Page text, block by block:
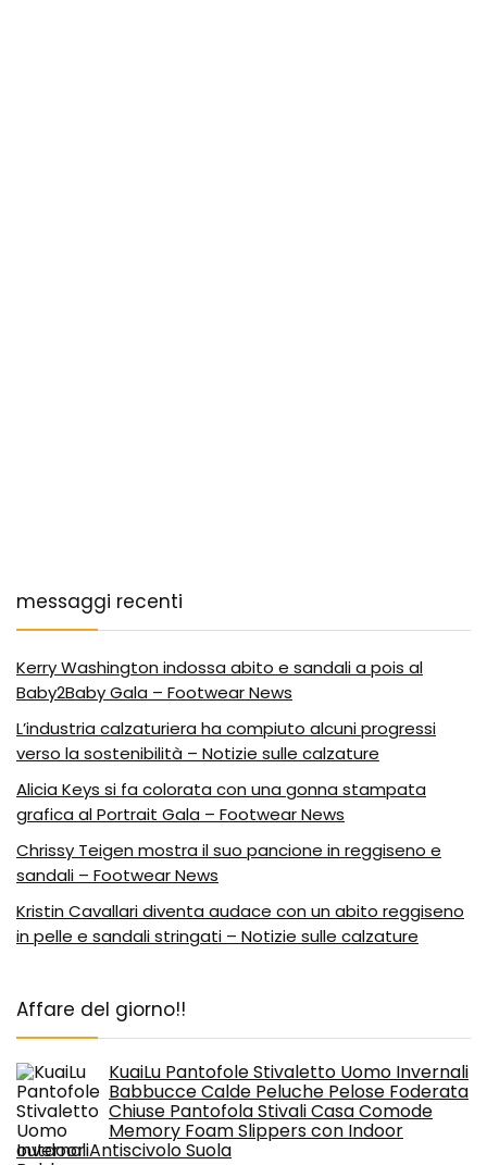
messaggi recenti
Kerry Washington indossa abito e sandali a pois al
Baby2Baby Gala – Footwear News
L’industria calzaturiera ha compiuto alcuni progressi
verso la sostenibilità – Notizie sulle calzature
Alicia Keys si fa colorata con una gonna stampata
grafica al Portrait Gala – Footwear News
Chrissy Teigen mostra il suo pancione in reggiseno e
sandali – Footwear News
Kristin Cavallari diventa audace con un abito reggiseno
in pelle e sandali stringati – Notizie sulle calzature
Affare del giorno!!
KuaiLu Pantofole Stivaletto Uomo Invernali
Babbucce Calde Peluche Pelose Foderata
Chiuse Pantofola Stivali Casa Comode
Memory Foam Slippers con Indoor
outdoor Antiscivolo Suola